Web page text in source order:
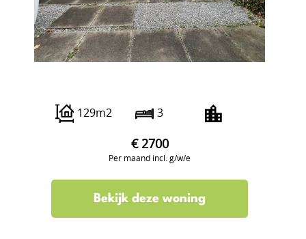
129m2 3
€ 2700
Per maand incl. g/w/e
Bekijk deze woning